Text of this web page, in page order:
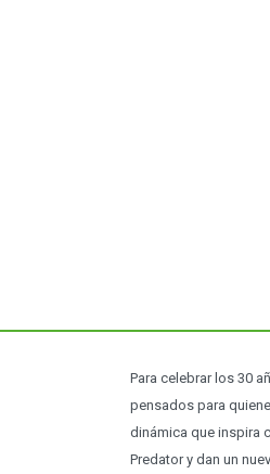
Para celebrar los 30
pensados para
dinámica que inspira
Predator y dan un